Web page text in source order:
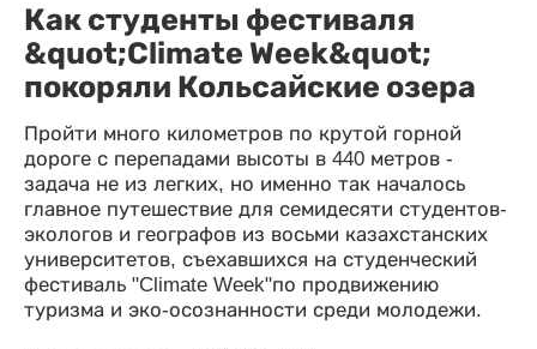
Как студенты фестиваля
&quot;Climate Week&quot;
покоряли Кольсайские озера
Пройти много километров по крутой горной
дороге с перепадами высоты в 440 метров -
задача не из легких, но именно так началось
главное путешествие для семидесяти студентов-
экологов и географов из восьми казахстанских
университетов, съехавшихся на студенческий
фестиваль "Climate Week"по продвижению
туризма и эко-осознанности среди молодежи.